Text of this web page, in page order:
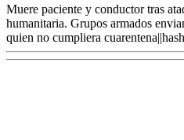
Muere paciente y conductor tras
humanitaria. Grupos armados
quien no cumpliera